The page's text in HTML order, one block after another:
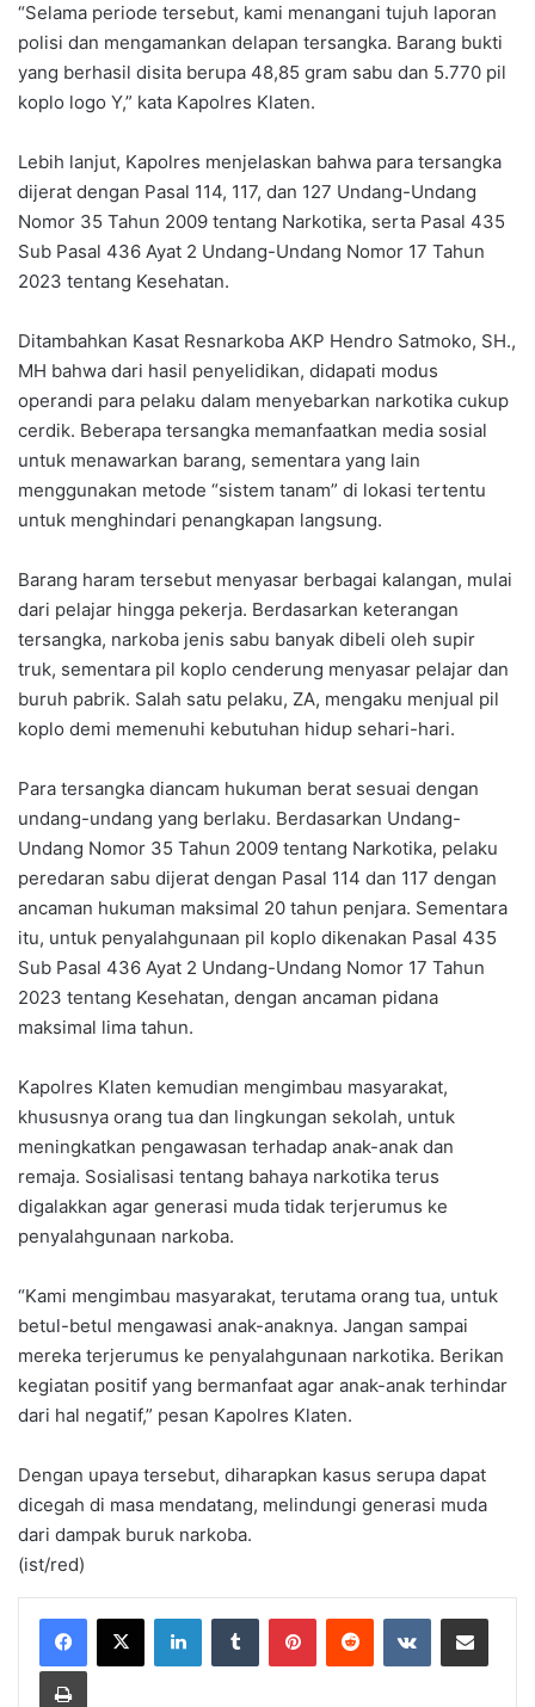
“Selama periode tersebut, kami menangani tujuh laporan
polisi dan mengamankan delapan tersangka. Barang bukti
yang berhasil disita berupa 48,85 gram sabu dan 5.770 pil
koplo logo Y,” kata Kapolres Klaten.
Lebih lanjut, Kapolres menjelaskan bahwa para tersangka
dijerat dengan Pasal 114, 117, dan 127 Undang-Undang
Nomor 35 Tahun 2009 tentang Narkotika, serta Pasal 435
Sub Pasal 436 Ayat 2 Undang-Undang Nomor 17 Tahun
2023 tentang Kesehatan.
Ditambahkan Kasat Resnarkoba AKP Hendro Satmoko, SH.,
MH bahwa dari hasil penyelidikan, didapati modus
operandi para pelaku dalam menyebarkan narkotika cukup
cerdik. Beberapa tersangka memanfaatkan media sosial
untuk menawarkan barang, sementara yang lain
menggunakan metode “sistem tanam” di lokasi tertentu
untuk menghindari penangkapan langsung.
Barang haram tersebut menyasar berbagai kalangan, mulai
dari pelajar hingga pekerja. Berdasarkan keterangan
tersangka, narkoba jenis sabu banyak dibeli oleh supir
truk, sementara pil koplo cenderung menyasar pelajar dan
buruh pabrik. Salah satu pelaku, ZA, mengaku menjual pil
koplo demi memenuhi kebutuhan hidup sehari-hari.
Para tersangka diancam hukuman berat sesuai dengan
undang-undang yang berlaku. Berdasarkan Undang-
Undang Nomor 35 Tahun 2009 tentang Narkotika, pelaku
peredaran sabu dijerat dengan Pasal 114 dan 117 dengan
ancaman hukuman maksimal 20 tahun penjara. Sementara
itu, untuk penyalahgunaan pil koplo dikenakan Pasal 435
Sub Pasal 436 Ayat 2 Undang-Undang Nomor 17 Tahun
2023 tentang Kesehatan, dengan ancaman pidana
maksimal lima tahun.
Kapolres Klaten kemudian mengimbau masyarakat,
khususnya orang tua dan lingkungan sekolah, untuk
meningkatkan pengawasan terhadap anak-anak dan
remaja. Sosialisasi tentang bahaya narkotika terus
digalakkan agar generasi muda tidak terjerumus ke
penyalahgunaan narkoba.
“Kami mengimbau masyarakat, terutama orang tua, untuk
betul-betul mengawasi anak-anaknya. Jangan sampai
mereka terjerumus ke penyalahgunaan narkotika. Berikan
kegiatan positif yang bermanfaat agar anak-anak terhindar
dari hal negatif,” pesan Kapolres Klaten.
Dengan upaya tersebut, diharapkan kasus serupa dapat
dicegah di masa mendatang, melindungi generasi muda
dari dampak buruk narkoba.
(ist/red)